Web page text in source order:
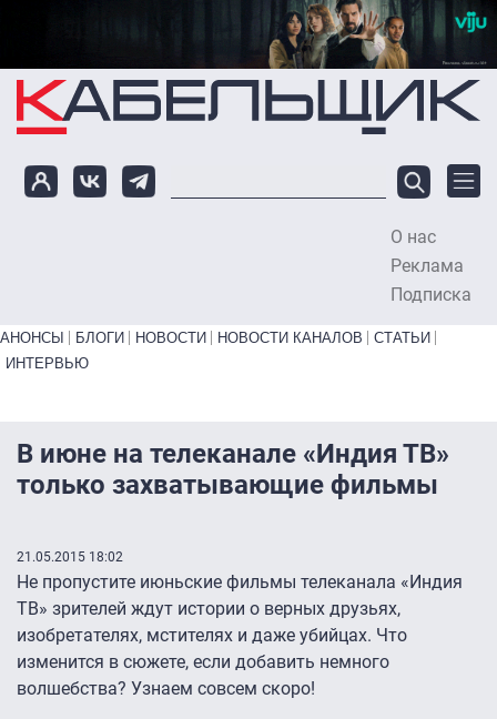
Перейти к основному содержанию
О нас
Реклама
Подписка
Primary links bottom
АНОНСЫ БЛОГИ НОВОСТИ НОВОСТИ КАНАЛОВ
СТАТЬИ
ИНТЕРВЬЮ
В июне на телеканале «Индия ТВ»
только захватывающие фильмы
21.05.2015 18:02
Не пропустите июньские фильмы телеканала «Индия
ТВ» зрителей ждут истории о верных друзьях,
изобретателях, мстителях и даже убийцах. Что
изменится в сюжете, если добавить немного
волшебства? Узнаем совсем скоро!